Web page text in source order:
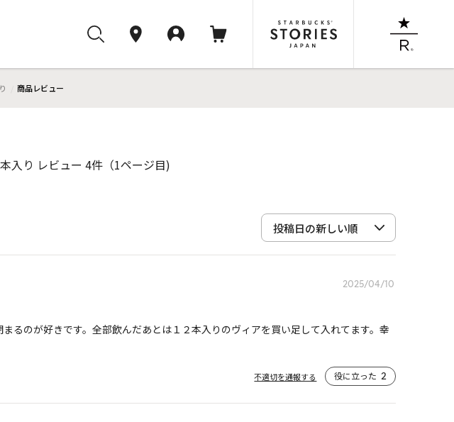
商品レビュー
入り レビュー 4件（1ページ目)
2025/04/10
るのが好きです。全部飲んだあとは１２本入りのヴィアを買い足して入れてます。幸
不適切を通報する 役に立った 2